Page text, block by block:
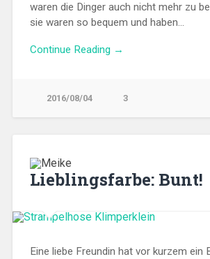
waren die Dinger auch nicht mehr zu
sie waren so bequem und haben…
Continue Reading →
2016/08/04 3
Lieblingsfarbe: Bunt!
Eine liebe Freundin hat vor kurzem ein